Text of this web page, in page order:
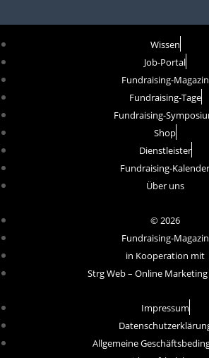
Wissen
Job-Portal
Fundraising-Magazin
Fundraising-Tage
Fundraising-
Shop
Dienstleister
Fundraising-Kalender
Über uns
© 2026
Fundraising-Magazin
in Kooperation mit
Strg Web – Online
Impressum
Allgemeine